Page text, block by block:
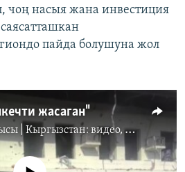
чоң насыя жана инвестиция
пайда болушуна жол
жасаган"
видео, фото, кабарлар
currently available